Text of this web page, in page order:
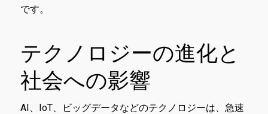
です。
テクノロジーの進化と
社会への影響
AI、IoT、ビッグデータなどのテクノロジーは、急速